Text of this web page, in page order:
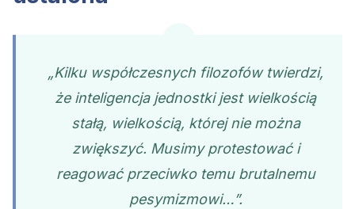
„Kilku współczesnych filozofów twierdzi,
że inteligencja jednostki jest wielkością
stałą, wielkością, której nie można
zwiększyć. Musimy protestować i
reagować przeciwko temu brutalnemu
pesymizmowi…”.